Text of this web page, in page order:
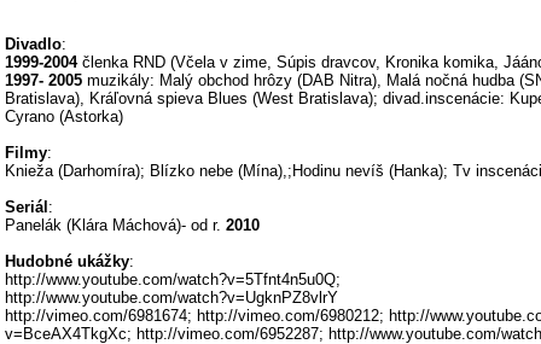
Divadlo:
1999-2004členka RND (Včela v zime, Súpis dravcov, Kronika komika,
1997- 2005 muzikály: Malý obchod hrôzy (DAB Nitra), Malá nočná hudba
Bratislava), Kráľovná spieva Blues (West Bratislava); divad.inscenácie:
Cyrano (Astorka)
Filmy:
Knieža (Darhomíra); Blízko nebe (Mína),;Hodinu nevíš (Hanka); Tv
Seriál :
Panelák (Klára Máchová)- od r. 2010
Hudobné ukážky:
http://www.youtube.com/watch?v=5Tfnt4n5u0Q;
http://www.youtube.com/watch?v=UgknPZ8vlrY
http://vimeo.com/6981674; http://vimeo.com/6980212; http://
v=BceAX4TkgXc; http://vimeo.com/6952287; http://www.youtube.com/